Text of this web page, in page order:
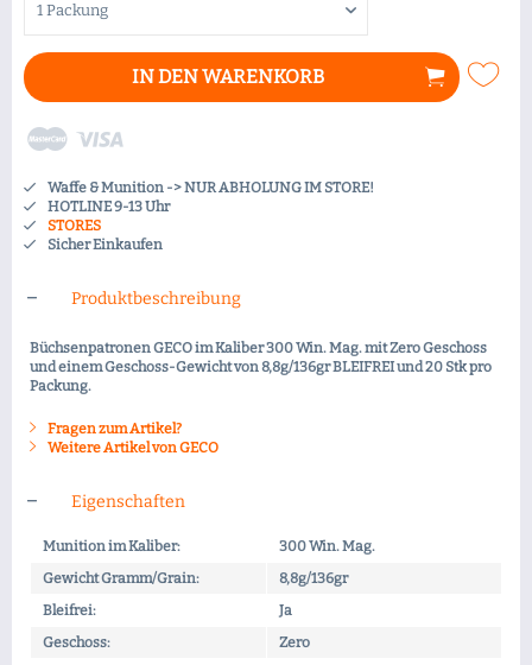
IN DENWARENKORB
Waffe & Munition -> NUR ABHOLUNG IM STORE!
HOTLINE 9-13 Uhr
STORES
Sicher Einkaufen
Produktbeschreibung
Büchsenpatronen GECO im Kaliber 300 Win. Mag. mit Zero Geschoss
und einem Geschoss-Gewicht von 8,8g/136gr BLEIFREI und 20 Stk pro
Packung.
Fragen zum Artikel?
Weitere Artikel von GECO
Eigenschaften
Munition im Kaliber:
300 Win. Mag.
Gewicht Gramm/Grain:
8,8g/136gr
Bleifrei:
Ja
Geschoss:
Zero